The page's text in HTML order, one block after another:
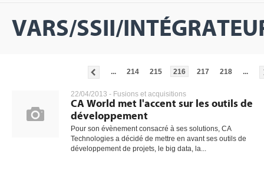
VARS/SSII/
... 214 215 216 217 218 ...
22/04/2013 - Fusions et acquisitions
CA World met l'accent sur les outils de
développement
Pour son évènement consacré à ses solutions, CA
Technologies a décidé de mettre en avant ses outils de
développement de projets, le big data, la...